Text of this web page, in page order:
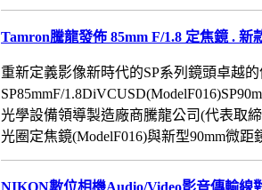
Tamron騰龍發佈 85mm F/1.8 定焦鏡 . 新
重新定義影像新時代的SP系列鏡頭卓越
SP85mmF/
光學設備領導製造廠商騰龍公司(代表取
光圈定焦鏡(ModelF016)與新型90mm微距
NIKON數位相機Audio/Video影音傳輸線